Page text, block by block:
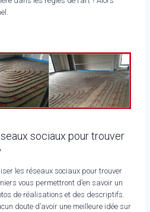
sociaux pour trouver
les réseaux sociaux pour trouver
vous permettront d’en savoir un
de réalisations et des descriptifs.
doute d’avoir une meilleure idée sur